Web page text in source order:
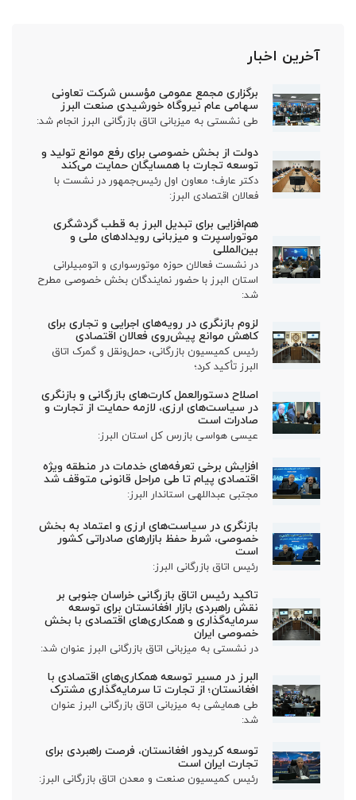
آخرین اخبار
برگزاری مجمع عمومی مؤسس شرکت تعاونی
سهامی عام نیروگاه خورشیدی صنعت البرز
طی نشستی به میزبانی اتاق بازرگانی البرز انجام شد:
دولت از بخش خصوصی برای رفع موانع تولید و
توسعه تجارت با همسایگان حمایت می‌کند
دکتر عارف؛ معاون اول رئیس‌جمهور در نشست با
فعالان اقتصادی البرز:
هم‌افزایی برای تبدیل البرز به قطب گردشگری
موتوراسپرت و میزبانی رویدادهای ملی و
بین‌المللی
در نشست فعالان حوزه موتورسواری و اتومبیلرانی
استان البرز با حضور نمایندگان بخش خصوصی مطرح
شد:
لزوم بازنگری در رویه‌های اجرایی و تجاری برای
کاهش موانع پیش‌روی فعالان اقتصادی
رئیس کمیسیون بازرگانی، حمل‌ونقل و گمرک اتاق
البرز تأکید کرد؛
اصلاح دستورالعمل کارت‌های بازرگانی و بازنگری
در سیاست‌های ارزی، لازمه حمایت از تجارت و
صادرات است
عیسی هواسی بازرس کل استان البرز:
افزایش برخی تعرفه‌های خدمات در منطقه ویژه
اقتصادی پیام تا طی مراحل قانونی متوقف شد
مجتبی عبداللهی استاندار البرز:
بازنگری در سیاست‌های ارزی و اعتماد به بخش
خصوصی، شرط حفظ بازارهای صادراتی کشور
است
رئیس اتاق بازرگانی البرز:
تاکید رئیس اتاق بازرگانی خراسان جنوبی بر
نقش راهبردی بازار افغانستان برای توسعه
سرمایه‌گذاری و همکاری‌های اقتصادی با بخش
خصوصی ایران
در نشستی به میزبانی اتاق بازرگانی البرز عنوان شد:
البرز در مسیر توسعه همکاری‌های اقتصادی با
افغانستان؛ از تجارت تا سرمایه‌گذاری مشترک
طی همایشی به میزبانی اتاق بازرگانی البرز عنوان
شد:
توسعه کریدور افغانستان، فرصت راهبردی برای
تجارت ایران است
رئیس کمیسیون صنعت و معدن اتاق بازرگانی البرز: